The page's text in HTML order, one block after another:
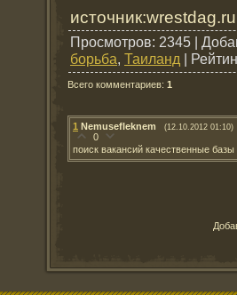
источник:wrestdag.ru
Просмотров: 2345 |
борьба, Таиланд |
Всего комментариев: 1
1 Nemusefleknem (12.10.2012 01:10)
0
поиск вакансий качественные